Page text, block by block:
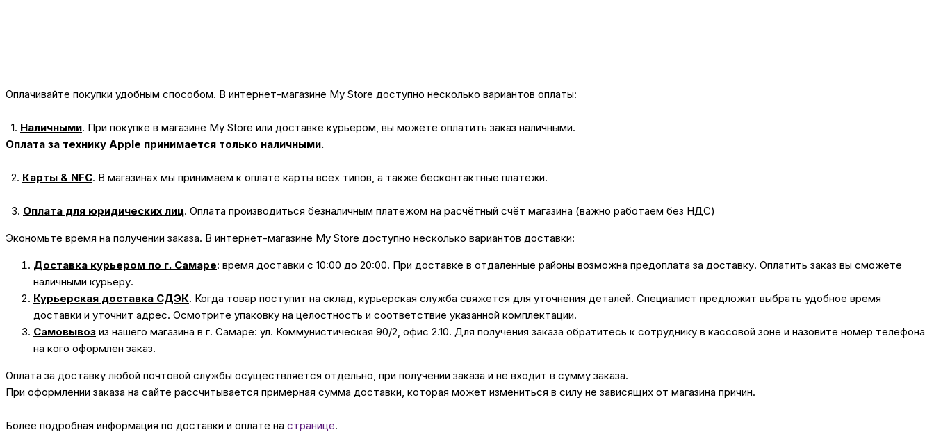
Оплачивайте покупки удобным способом. В интернет-магазине My Store доступно несколько вариантов оплаты:
1. Наличными. При покупке в магазине My Store или доставке курьером, вы можете оплатить заказ наличными.
Оплата за технику Apple принимается только наличными.
2. Карты & NFC. В магазинах мы принимаем к оплате карты всех типов, а также бесконтактные платежи.
3. Оплата для юридических лиц. Оплата производиться безналичным платежом на расчётный счёт магазина (важно работаем без НДС)
Экономьте время на получении заказа. В интернет-магазине My Store доступно несколько вариантов доставки:
Доставка курьером по г. Самаре: время доставки с 10:00 до 20:00. При доставке в отдаленные районы возможна предоплата за доставку. Оплатить заказ вы сможете
наличными курьеру.
Курьерская доставка СДЭК. Когда товар поступит на склад, курьерская служба свяжется для уточнения деталей. Специалист предложит выбрать удобное время
доставки и уточнит адрес. Осмотрите упаковку на целостность и соответствие указанной комплектации.
Самовывоз из нашего магазина в г. Самаре: ул. Коммунистическая 90/2, офис 2.10. Для получения заказа обратитесь к сотруднику в кассовой зоне и назовите номер телефона
на кого оформлен заказ.
Оплата за доставку любой почтовой службы осуществляется отдельно, при получении заказа и не входит в сумму заказа.
При оформлении заказа на сайте рассчитывается примерная сумма доставки, которая может измениться в силу не зависящих от магазина причин.
Более подробная информация по доставки и оплате на странице.